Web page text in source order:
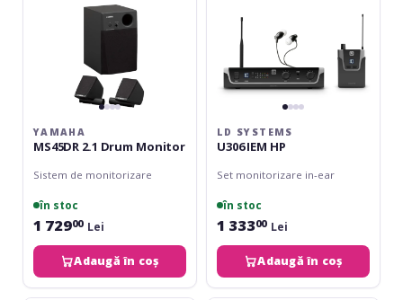
YAMAHA
MS45DR 2.1 Drum Monitor
Sistem de monitorizare
în stoc
1 72900 Lei
Adaugă în coș
LD SYSTEMS
U306 IEM HP
Set monitorizare in-ear
în stoc
1 33300 Lei
Adaugă în coș